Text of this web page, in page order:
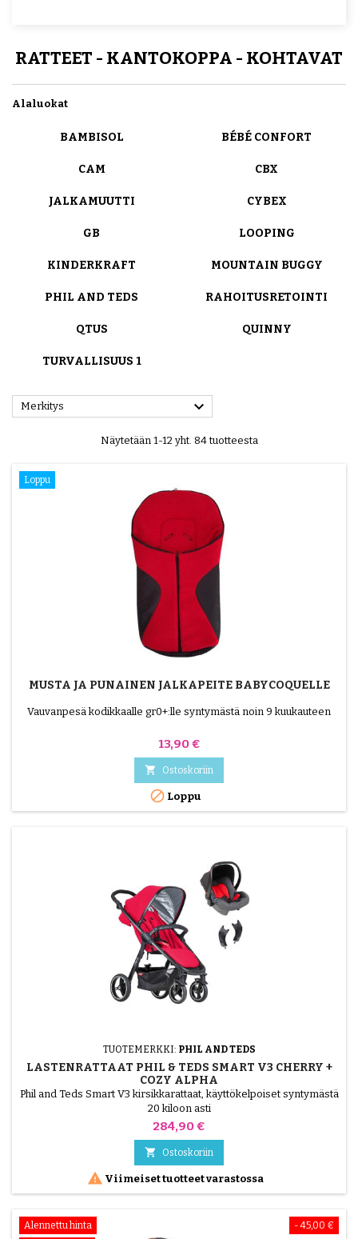
RATTEET - KANTOKOPPA - KOHTAVAT
Alaluokat
BAMBISOL BÉBÉ CONFORT
CAM CBX
JALKAMUUTTI CYBEX
GB LOOPING
KINDERKRAFT MOUNTAIN BUGGY
PHIL AND TEDS RAHOITUSRETOINTI
QTUS QUINNY
TURVALLISUUS 1
Merkitys 
Näytetään 1-12 yht. 84 tuotteesta
Loppu
MUSTA JA PUNAINEN JALKAPEITE BABYCOQUELLE
Vauvanpesä kodikkaalle gr0+:lle syntymästä noin 9 kuukauteen
Hinta
13,90 €
 Ostoskoriin
 Loppu
TUOTEMERKKI: PHIL AND TEDS
LASTENRATTAAT PHIL & TEDS SMART V3 CHERRY +
COZY ALPHA
Phil and Teds Smart V3 kirsikkarattaat, käyttökelpoiset syntymästä
20 kiloon asti
Hinta
284,90 €
 Ostoskoriin
 Viimeiset tuotteet varastossa
- 45,00 €
Alennettu hinta